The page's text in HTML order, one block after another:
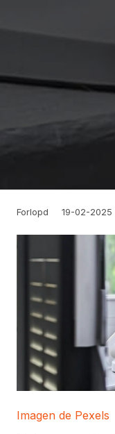
Forlopd 19-02-2025
Imagen de Pexels